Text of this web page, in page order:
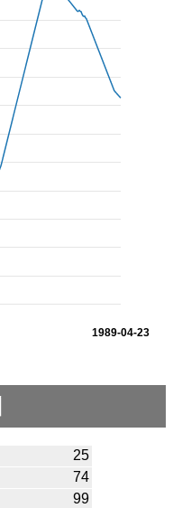
1989-04-23
25
74
99